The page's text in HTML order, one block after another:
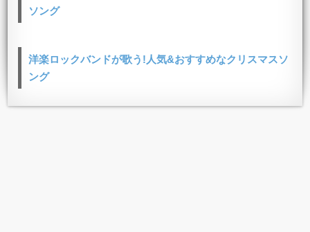
ソング
洋楽ロックバンドが歌う!人気&おすすめなクリスマスソ
ング